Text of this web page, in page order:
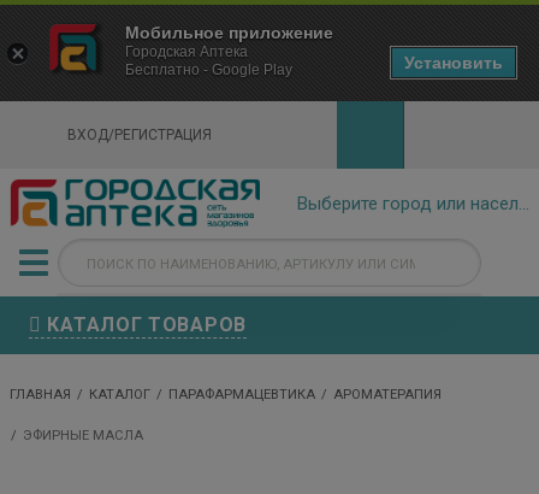
ВХОД/РЕГИСТРАЦИЯ
КАТАЛОГ ТОВАРОВ
ГЛАВНАЯ КАТАЛОГ ПАРАФАРМАЦЕВТИКА АРОМАТЕРАПИЯ
ЭФИРНЫЕ МАСЛА
×
Городская Аптека Маркетплейс
- In Google Play
Мобильное приложение
Городская Аптека
Бесплатно - Google Play
Установить